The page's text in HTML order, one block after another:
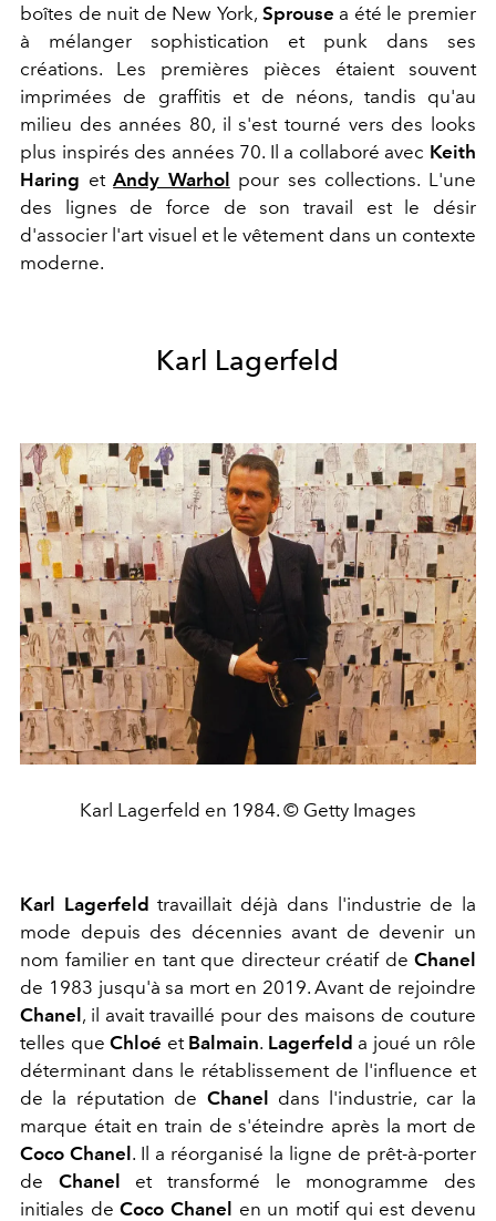
boîtes de nuit de New York, Sprouse a été le premier
à mélanger sophistication et punk dans ses
créations. Les premières pièces étaient souvent
imprimées de graffitis et de néons, tandis qu'au
milieu des années 80, il s'est tourné vers des looks
plus inspirés des années 70. Il a collaboré avec Keith
Haring etAndy Warhol pour ses collections. L'une
des lignes de force de son travail est le désir
d'associer l'art visuel et le vêtement dans un contexte
moderne.
Karl Lagerfeld
Karl Lagerfeld en 1984. © Getty Images
Karl Lagerfeld travaillait déjà dans l'industrie de la
mode depuis des décennies avant de devenir un
nom familier en tant que directeur créatif de Chanel
de 1983 jusqu'à sa mort en 2019. Avant de rejoindre
Chanel, il avait travaillé pour des maisons de couture
telles queChloé et Balmain. Lagerfeld a joué un rôle
déterminant dans le rétablissement de l'influence et
de la réputation de Chanel dans l'industrie, car la
marque était en train de s'éteindre après la mort de
Coco Chanel. Il a réorganisé la ligne de prêt-à-porter
de Chanel et transformé le monogramme des
initiales deCoco Chanel en un motif qui est devenu